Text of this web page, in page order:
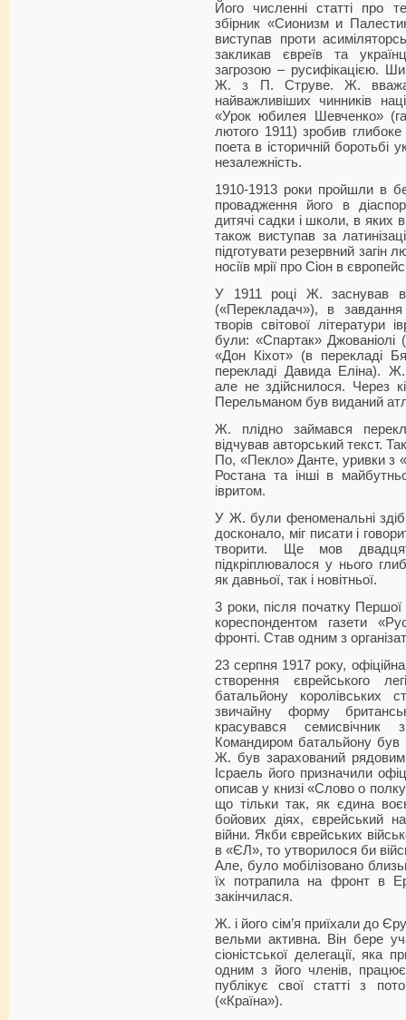
Його численні статті про
збірник «Сионизм и
виступав проти
закликав євреїв та
загрозою – русифікацією.
Ж. з П. Струве. Ж.
найважливіших чинників
«Урок юбилея Шевченко»
лютого 1911) зробив глибоке
поета в історичній боротьбі
незалежність.
1910-1913 роки пройшли в
провадження його в
дитячі садки і школи, в яких
також виступав за
підготувати резервний загін
носіїв мрії про Сіон в
У 1911 році Ж. заснував в
(«Перекладач»), в
творів світової літератури
були: «Спартак» Джованіолі
«Дон Кіхот» (в перекладі
перекладі Давида Еліна).
але не здійснилося. Через
Перельманом був виданий
Ж. плідно займався
відчував авторський текст.
По, «Пекло» Данте, уривки з
Ростана та інші в
івритом.
У Ж. були феноменальні
досконало, міг писати і
творити. Ще мов
підкріплювалося у нього
як давньої, так і новітньої.
3 роки, після початку Першої
кореспондентом газети
фронті. Став одним з
23 серпня 1917 року,
створення єврейського
батальйону королівських
звичайну форму
красувався
Командиром батальйону був
Ж. був зарахований
Ісраель його призначили
описав у книзі «Слово о
що тільки так, як єдина
бойових діях, єврейський
війни. Якби єврейських
в «ЄЛ», то утворилося би
Але, було мобілізовано
їх потрапила на фронт в
закінчилася.
Ж. і його сім’я приїхали до
вельми активна. Він бере
сіоністської делегації, яка
одним з його членів,
публікує свої статті з
(«Країна»).